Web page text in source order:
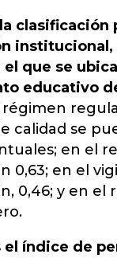
clasificación
que se ubica
educativo
régimen
calidad se
en el
0,63; en el
0,46; y en el
el índice de